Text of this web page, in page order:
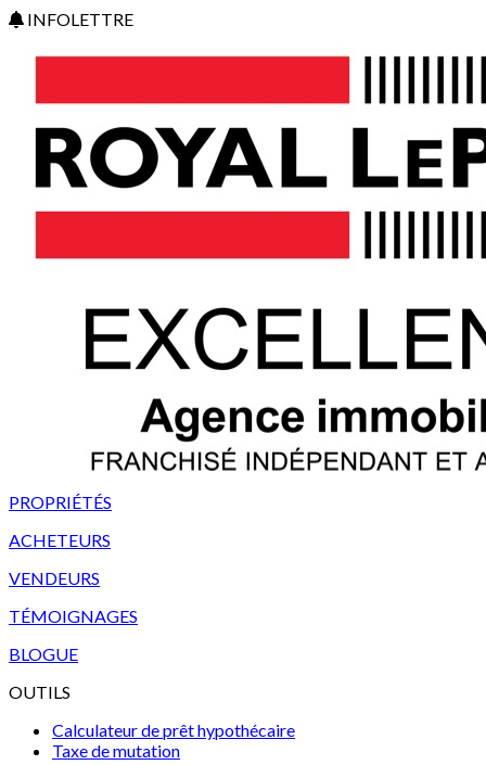
INFOLETTRE
PROPRIÉTÉS
ACHETEURS
VENDEURS
TÉMOIGNAGES
BLOGUE
OUTILS
Calculateur de prêt hypothécaire
Taxe de mutation